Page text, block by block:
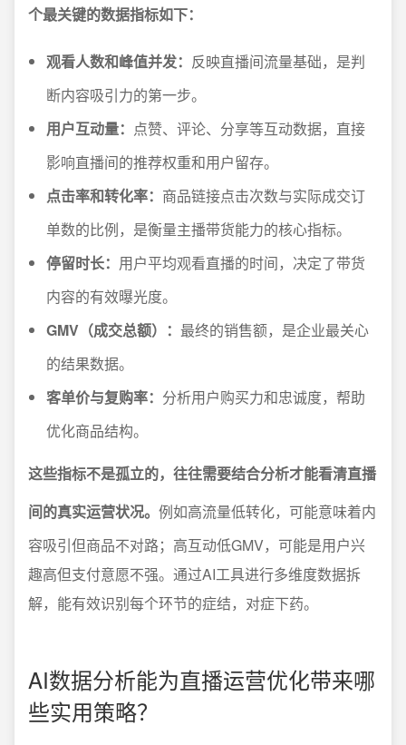
个最关键的数据指标如下：
观看人数和峰值并发： 反映直播间流量基础，是判
断内容吸引力的第一步。
用户互动量： 点赞、评论、分享等互动数据，直接
影响直播间的推荐权重和用户留存。
点击率和转化率： 商品链接点击次数与实际成交订
单数的比例，是衡量主播带货能力的核心指标。
停留时长： 用户平均观看直播的时间，决定了带货
内容的有效曝光度。
GMV（成交总额）： 最终的销售额，是企业最关心
的结果数据。
客单价与复购率： 分析用户购买力和忠诚度，帮助
优化商品结构。
这些指标不是孤立的，往往需要结合分析才能看清直播
间的真实运营状况。 例如高流量低转化，可能意味着内
容吸引但商品不对路；高互动低GMV，可能是用户兴
趣高但支付意愿不强。通过AI工具进行多维度数据拆
解，能有效识别每个环节的症结，对症下药。
AI数据分析能为直播运营优化带来哪
些实用策略？